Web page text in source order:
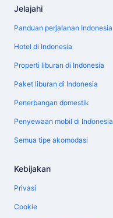
Jelajahi
Panduan perjalanan Indonesia
Hotel di Indonesia
Properti liburan di Indonesia
Paket liburan di Indonesia
Penerbangan domestik
Penyewaan mobil di Indonesia
Semua tipe akomodasi
Kebijakan
Privasi
Cookie